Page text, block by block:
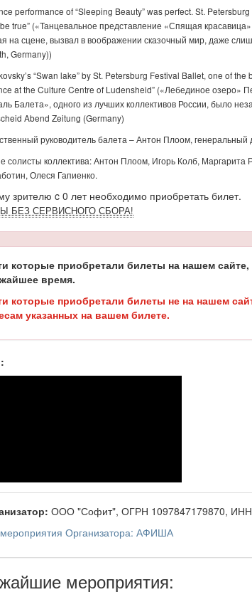
performance of “Sleeping Beauty” was perfect. St.
true” («Танцевальное представление «Спящая
на сцене, вызвал в воображении сказочный мир, даже
Germany))
“Swan lake” by St. Petersburg Festival Ballet, one of
at the Culture Centre of Ludensheid” («Лебединое озеро»
Балета», одного из лучших коллективов России, было
Abend Zeitung (Germany)
руководитель балета – Антон Плоом,
солисты коллектива: Антон Плоом, Игорь Колб, Маргарита
Олеся Гапиенко.
зрителю c 0 лет необходимо приобретать билет.
БЕЗ СЕРВИСНОГО СБОРА!
которые приобретали билеты на нашем
время.
которые приобретали билеты не на нашем
указанных на вашем билете.
ООО "Софит", ОГРН 1097847179870, ИНН
Организатора: АФИША
мероприятия: